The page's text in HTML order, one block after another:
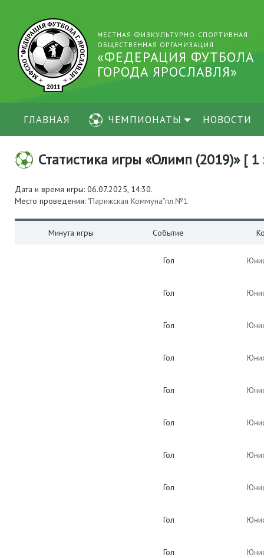
МЕСТНАЯ ФИЗКУЛЬТУРНО-СПОРТИВНАЯ
ОБЩЕСТВЕННАЯ ОРГАНИЗАЦИЯ
«ФЕДЕРАЦИЯ ФУТБОЛА
ГОРОДА ЯРОСЛАВЛЯ»
ГЛАВНАЯ ЧЕМПИОНАТЫ НОВОСТИ
Статистика игры «Олимп (2019)» [
Дата и время игры: 06.07.2025, 14:30.
Место проведения: "Парижская Коммуна"пл.№1
Минута игры Событие
Гол
Гол
Гол
Гол
Гол
Гол
Гол
Гол
Гол
Гол